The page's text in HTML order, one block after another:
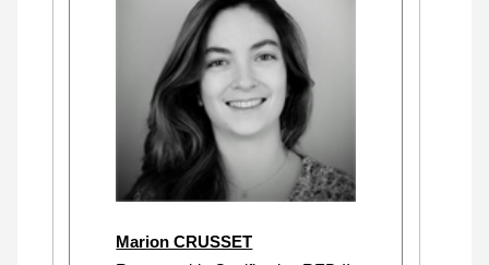
Marion CRUSSET